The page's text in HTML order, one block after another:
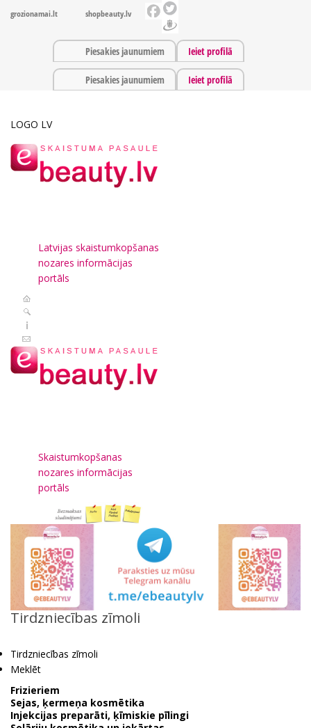
grozionamai.lt shopbeauty.lv
Piesakies jaunumiem Ieiet profilā
Piesakies jaunumiem Ieiet profilā
LOGO LV
Latvijas skaistumkopšanas
nozares informācijas
portāls
Skaistumkopšanas
nozares informācijas
portāls
Tirdzniecības zīmoli
Tirdzniecības zīmoli
Meklēt
Frizieriem
Sejas, ķermeņa kosmētika
Injekcijas preparāti, ķīmiskie pīlingi